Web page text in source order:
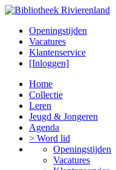
Openingstijden
Vacatures
Klantenservice
[Inloggen]
Home
Collectie
Leren
Jeugd & Jongeren
Agenda
> Word lid
Openingstijden
Vacatures